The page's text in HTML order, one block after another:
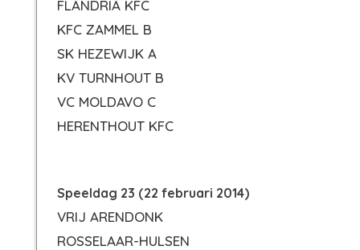
FLANDRIA KFC
KFC ZAMMEL B
SK HEZEWIJK A
KV TURNHOUT B
VC MOLDAVO C
HERENTHOUT KFC
Speeldag 23 (22 februari 2014)
VRIJ ARENDONK
ROSSELAAR-HULSEN